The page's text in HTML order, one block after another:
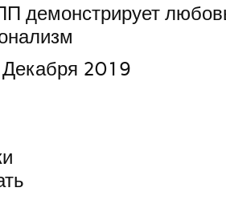
демонстрирует
2019